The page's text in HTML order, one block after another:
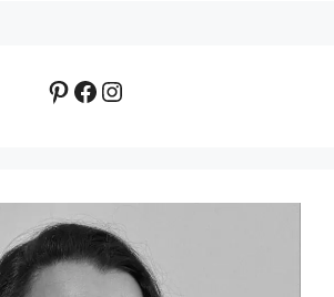
Pinterest
Facebook
Instagram